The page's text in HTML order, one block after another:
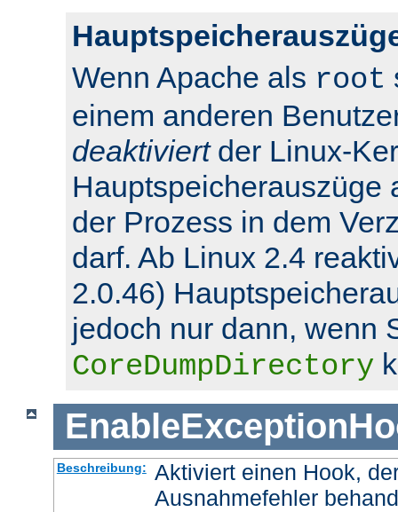
Wenn Apache als root
einem anderen
deaktiviertder Linux-
Hauptspeicherauszüge
der Prozess in dem
darf. Ab Linux 2.4
2.0.46)
jedoch nur dann, wenn
CoreDumpDirectory
Beschreibung:
Aktiviert einen Hook,
Ausnahmefehler